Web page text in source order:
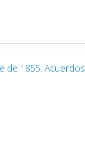
de 1855. Acuerdos